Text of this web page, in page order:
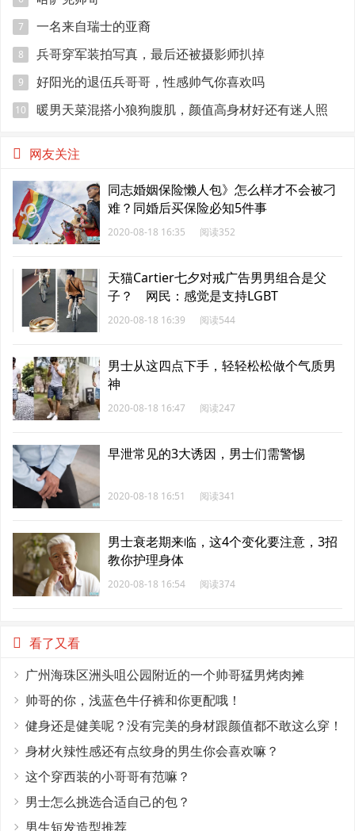
7 一名来自瑞士的亚裔
8 兵哥穿军装拍写真，最后还被摄影师扒掉
9 好阳光的退伍兵哥哥，性感帅气你喜欢吗
10 暖男天菜混搭小狼狗腹肌，颜值高身材好还有迷人照
网友关注
同志婚姻保险懒人包》怎么样才不会被刁
难？同婚后买保险必知5件事
2020-08-18 16:35 阅读352
天猫Cartier七夕对戒广告男男组合是父
子？ 网民：感觉是支持LGBT
2020-08-18 16:39 阅读544
男士从这四点下手，轻轻松松做个气质男
神
2020-08-18 16:47 阅读247
早泄常见的3大诱因，男士们需警惕
2020-08-18 16:51 阅读341
男士衰老期来临，这4个变化要注意，3招
教你护理身体
2020-08-18 16:54 阅读374
看了又看
广州海珠区洲头咀公园附近的一个帅哥猛男烤肉摊
帅哥的你，浅蓝色牛仔裤和你更配哦！
健身还是健美呢？没有完美的身材跟颜值都不敢这么穿！
身材火辣性感还有点纹身的男生你会喜欢嘛？
这个穿西装的小哥哥有范嘛？
男士怎么挑选合适自己的包？
男生短发造型推荐